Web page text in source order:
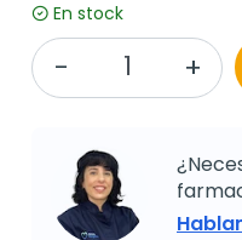
En stock